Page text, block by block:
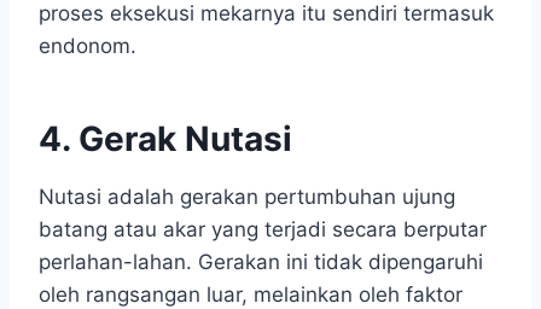
proses eksekusi mekarnya itu sendiri termasuk
endonom.
4. Gerak Nutasi
Nutasi adalah gerakan pertumbuhan ujung
batang atau akar yang terjadi secara berputar
perlahan-lahan. Gerakan ini tidak dipengaruhi
oleh rangsangan luar, melainkan oleh faktor